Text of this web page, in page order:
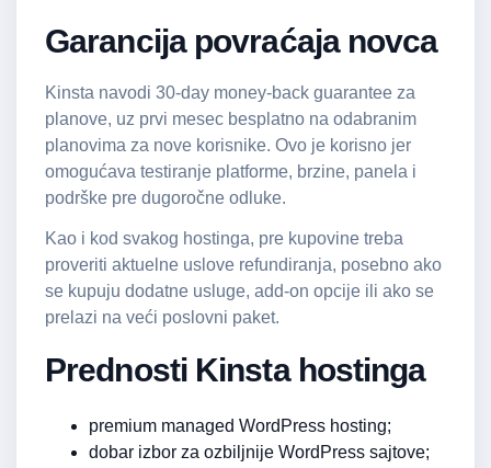
Garancija povraćaja novca
Kinsta navodi 30-day money-back guarantee za
planove, uz prvi mesec besplatno na odabranim
planovima za nove korisnike. Ovo je korisno jer
omogućava testiranje platforme, brzine, panela i
podrške pre dugoročne odluke.
Kao i kod svakog hostinga, pre kupovine treba
proveriti aktuelne uslove refundiranja, posebno ako
se kupuju dodatne usluge, add-on opcije ili ako se
prelazi na veći poslovni paket.
Prednosti Kinsta hostinga
premium managed WordPress hosting;
dobar izbor za ozbiljnije WordPress sajtove;